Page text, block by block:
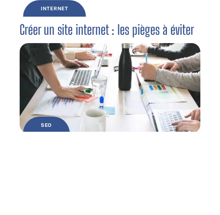
INTERNET
Créer un site internet : les pièges à éviter
SEO